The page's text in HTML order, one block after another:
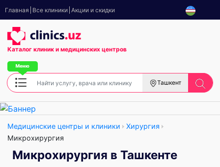
Главная Все клиники Акции и скидки
Каталог клиник и медицинских центров
Ташкент
Медицинские центры и клиники
Хирургия
Микрохирургия
Микрохирургия в Ташкенте